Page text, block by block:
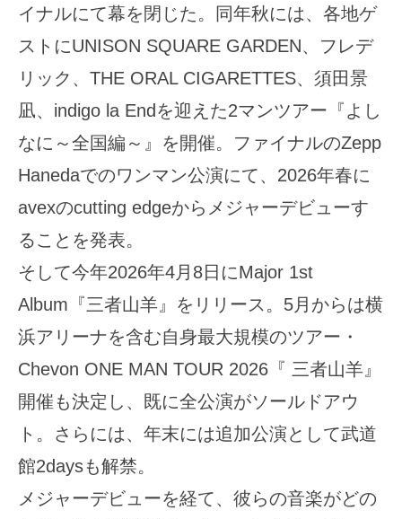
イナルにて幕を閉じた。同年秋には、各地ゲ
ストにUNISON SQUARE GARDEN、フレデ
リック、THE ORAL CIGARETTES、須田景
凪、indigo la Endを迎えた2マンツアー『よし
なに～全国編～』を開催。ファイナルのZepp
Hanedaでのワンマン公演にて、2026年春に
avexのcutting edgeからメジャーデビューす
ることを発表。
そして今年2026年4月8日にMajor 1st
Album『三者山羊』をリリース。5月からは横
浜アリーナを含む自身最大規模のツアー・
Chevon ONE MAN TOUR 2026『 三者山羊』
開催も決定し、既に全公演がソールドアウ
ト。さらには、年末には追加公演として武道
館2daysも解禁。
メジャーデビューを経て、彼らの音楽がどの